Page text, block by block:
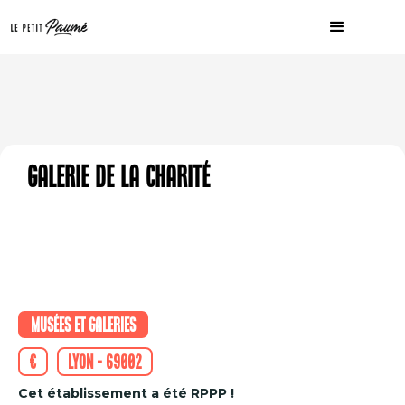
Galerie de la Charité
Musées et galeries
€
Lyon - 69002
Cet établissement a été RPPP !